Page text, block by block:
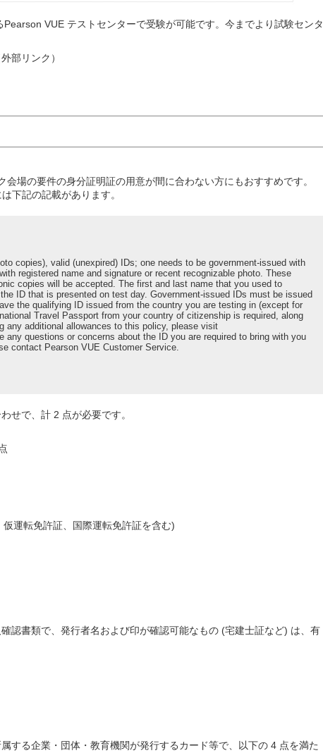
VUE テストセンターで受験が可能です。今までより試験センタ
外部リンク）
場の要件の身分証明証の用意が間に合わない方にもおすすめです。
下記の記載があります。
copies), valid (unexpired) IDs; one needs to be government-issued with
registered name and signature or recent recognizable photo. These
copies will be accepted. The first and last name that you used to
ID that is presented on test day. Government-issued IDs must be issued
the qualifying ID issued from the country you are testing in (except for
Travel Passport from your country of citizenship is required, along
any additional allowances to this policy, please visit
questions or concerns about the ID you are required to bring with you
contact Pearson VUE Customer Service.
せで、計 2 点が必要です。
仮運転免許証、国際運転免許証を含む)
認書類で、発行者名および印が確認可能なもの (宅建士証など) は、有
する企業・団体・教育機関が発行するカード等で、以下の 4 点を満た